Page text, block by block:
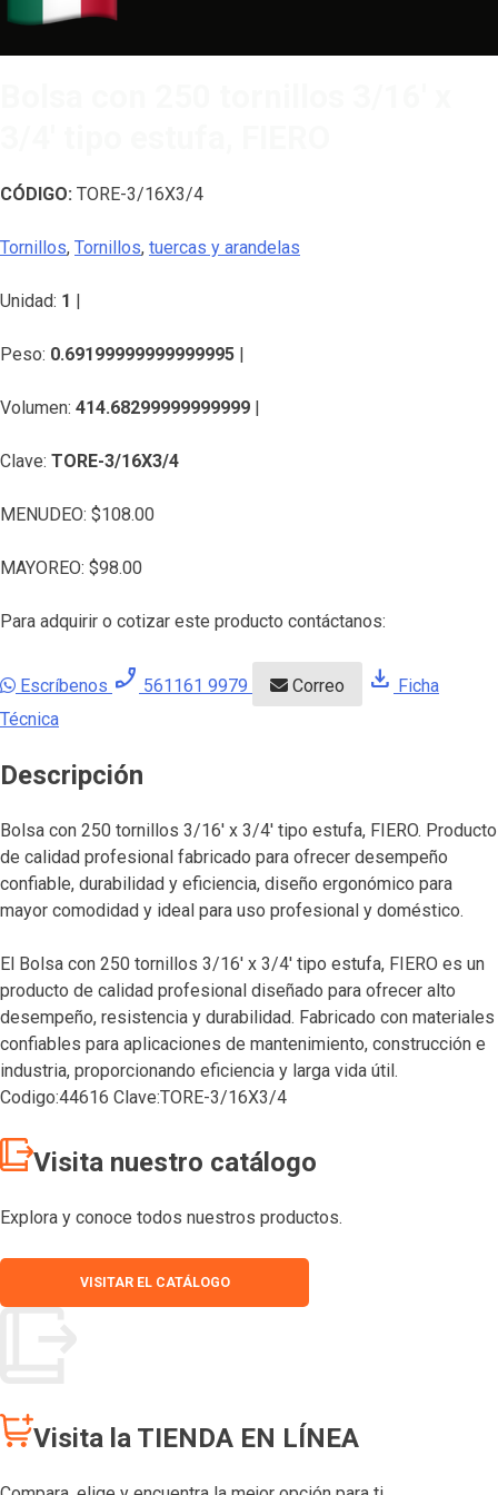
CÓDIGO: TORE-3/16X3/4
Tornillos, Tornillos, tuercas y arandelas
Unidad: 1 |
Peso: 0.69199999999999995 |
Volumen: 414.68299999999999 |
Clave: TORE-3/16X3/4
MENUDEO: $108.00
MAYOREO: $98.00
Para adquirir o cotizar este producto contáctanos:
Escríbenos phone_enabled 561161 9979 Correo download Ficha
Técnica
Descripción
Bolsa con 250 tornillos 3/16′ x 3/4′ tipo estufa, FIERO. Producto
de calidad profesional fabricado para ofrecer desempeño
confiable, durabilidad y eficiencia, diseño ergonómico para
mayor comodidad y ideal para uso profesional y doméstico.
El Bolsa con 250 tornillos 3/16′ x 3/4′ tipo estufa, FIERO es un
producto de calidad profesional diseñado para ofrecer alto
desempeño, resistencia y durabilidad. Fabricado con materiales
confiables para aplicaciones de mantenimiento, construcción e
industria, proporcionando eficiencia y larga vida útil.
Codigo:44616 Clave:TORE-3/16X3/4
Visita nuestro catálogo
Explora y conoce todos nuestros productos.
VISITAR EL CATÁLOGO
Visita la TIENDA EN LÍNEA